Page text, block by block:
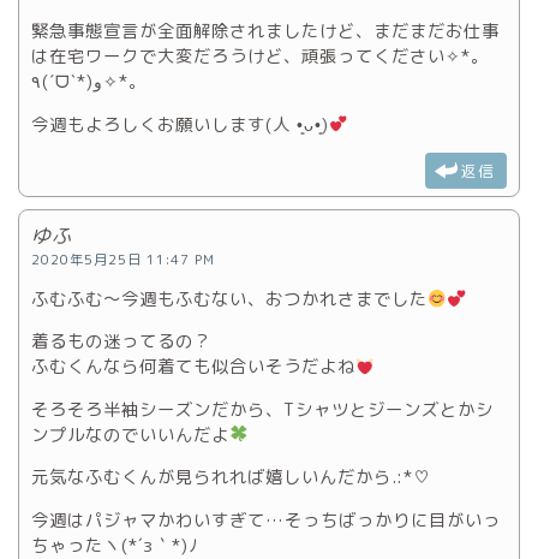
緊急事態宣言が全面解除されましたけど、まだまだお仕事
は在宅ワークで大変だろうけど、頑張ってください✧*｡
٩(ˊᗜˋ*)و✧*｡
今週もよろしくお願いします(人 •͈ᴗ•͈)
返信
ゆふ
2020年5月25日 11:47 PM
ふむふむ～今週もふむない、おつかれさまでした
着るもの迷ってるの？
ふむくんなら何着ても似合いそうだよね
そろそろ半袖シーズンだから、Tシャツとジーンズとかシ
ンプルなのでいいんだよ
元気なふむくんが見られれば嬉しいんだから.:*♡
今週はパジャマかわいすぎて…そっちばっかりに目がいっ
ちゃったヽ(*´з｀*)ﾉ